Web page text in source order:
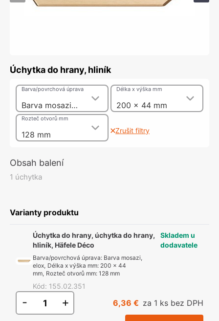
Úchytka do hrany, hliník
Barva mosazi, elox
Barva/povrchová úprava
200 x 44 mm
Délka x výška mm
128 mm
Rozteč otvorů mm
Zrušit filtry
Obsah balení
1 úchytka
Varianty produktu
Úchytka do hrany, úchytka do hrany,
hliník, Häfele Déco
Barva/povrchová úprava: Barva mosazi,
elox, Délka x výška mm: 200 x 44
mm, Rozteč otvorů mm: 128 mm
Kód: 155.02.351
Skladem u
dodavatele
- + 6,36 € za 1 ks bez DPH